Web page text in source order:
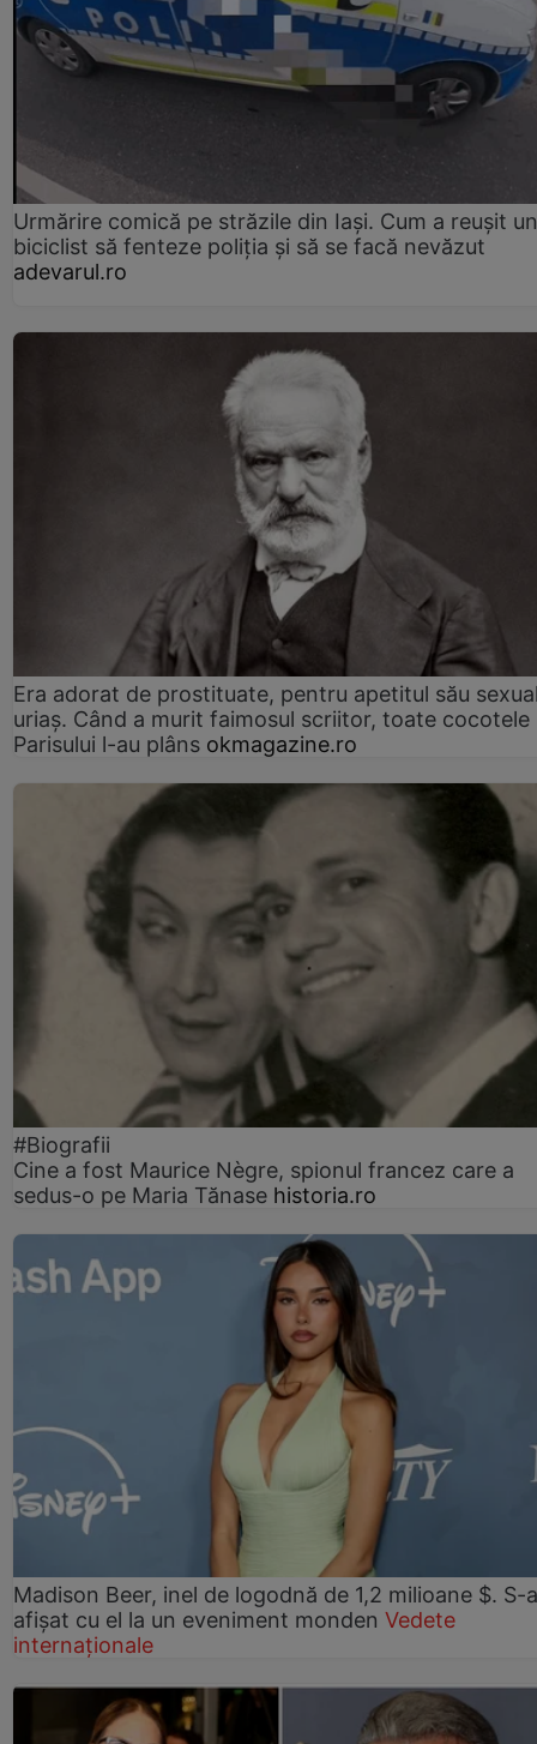
Urmărire comică pe străzile din Iași. Cum a reușit un
biciclist să fenteze poliția și să se facă nevăzut
adevarul.ro
Era adorat de prostituate, pentru apetitul său
uriaș. Când a murit faimosul scriitor, toate cocotele
Parisului l-au plâns okmagazine.ro
#Biografii
Cine a fost Maurice Nègre, spionul francez care a
sedus-o pe Maria Tănase historia.ro
Madison Beer, inel de logodnă de 1,2 milioane $. S-a
afișat cu el la un eveniment monden Vedete
internaționale